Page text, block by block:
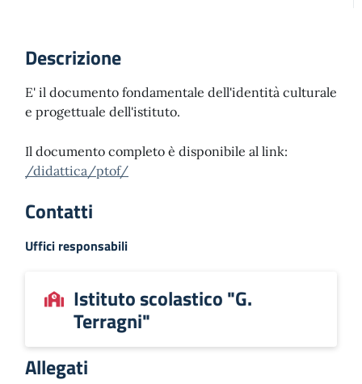
Descrizione
E' il documento fondamentale dell'identità culturale
e progettuale dell'istituto.
Il documento completo è disponibile al link:
/didattica/ptof/
Contatti
Uffici responsabili
Istituto scolastico "G.
Terragni"
Allegati